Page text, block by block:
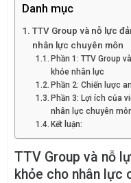
Danh mục
TTV Group và nỗ lực
nhân lực chuyên môn
Phần 1: TTV Group
khỏe nhân lực
Phần 2: Chiến lược
Phần 3: Lợi ích của
nhân lực chuyên
Kết luận:
TTV Group và nỗ
khỏe cho nhân lực